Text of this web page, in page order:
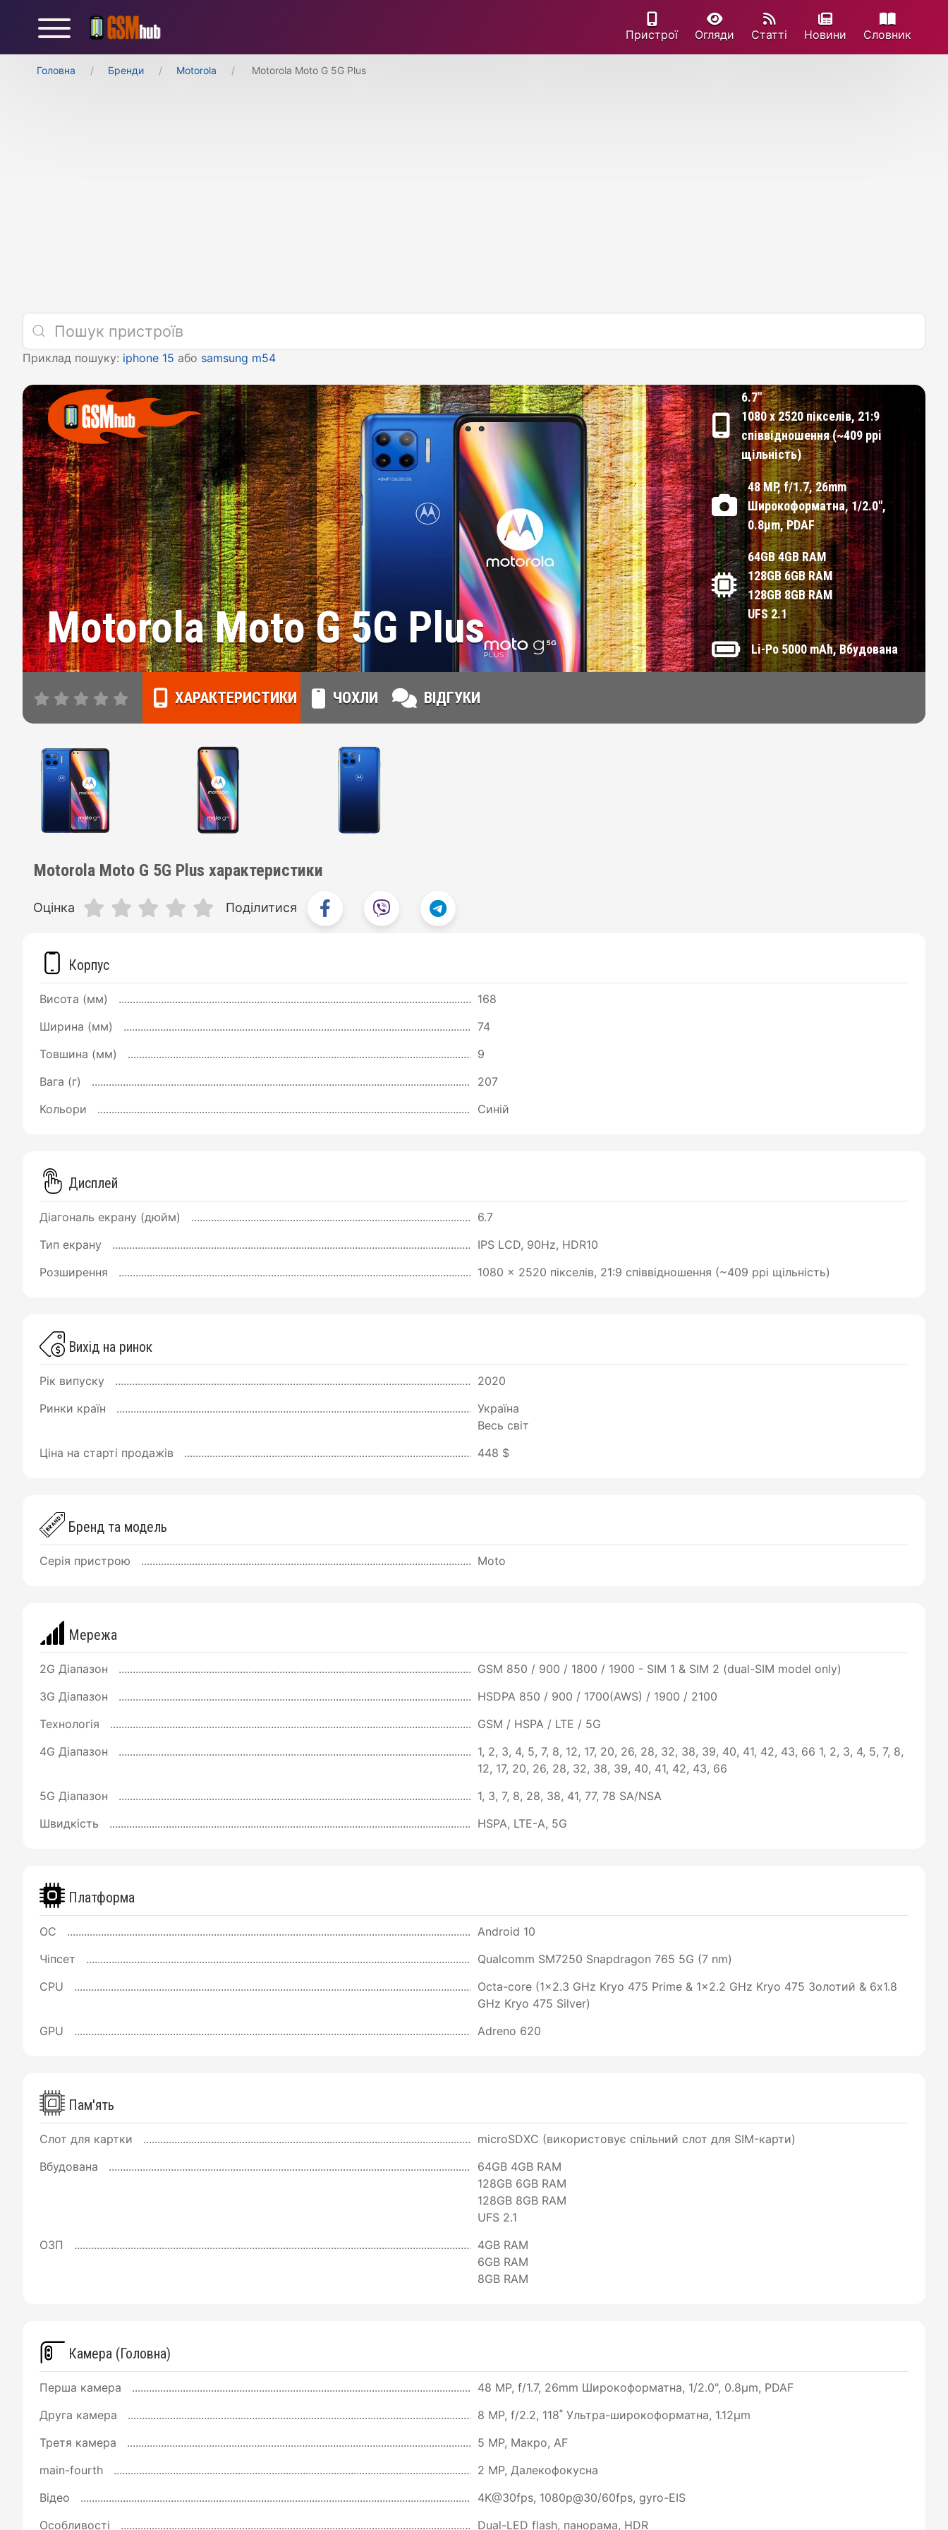
Пристрої Огляди Статті Новини Cловник
Головна Бренди Motorola Motorola Moto G 5G Plus
Приклад пошуку: iphone 15 або samsung m54
Motorola Moto G 5G Plus
ХАРАКТЕРИСТИКИ ЧОХЛИ ВІДГУКИ
6.7"
1080 x 2520 пікселів, 21:9
співвідношення (~409 ppi
щільність)
48 MP, f/1.7, 26mm
Широкоформатна, 1/2.0",
0.8µm, PDAF
64GB 4GB RAM
128GB 6GB RAM
128GB 8GB RAM
UFS 2.1
Li-Po 5000 mAh, Вбудована
Motorola Moto G 5G Plus характеристики
Оцінка Поділитися
Корпус
Висота (мм)
168
Ширина (мм)
74
Товшина (мм)
9
Вага (г)
207
Кольори
Синій
Дисплей
Діагональ екрану (дюйм)
6.7
Тип екрану
IPS LCD, 90Hz, HDR10
Розширення
1080 x 2520 пікселів, 21:9 співвідношення (~409 ppi щільність)
Вихід на ринок
Рік випуску
2020
Ринки країн
Україна
Весь світ
Ціна на старті продажів
448 $
Бренд та модель
Серія пристрою Moto
Мережа
2G Діапазон
GSM 850 / 900 / 1800 / 1900 - SIM 1 & SIM 2 (dual-SIM model only)
3G Діапазон
HSDPA 850 / 900 / 1700(AWS) / 1900 / 2100
Технологія
GSM / HSPA / LTE / 5G
4G Діапазон
1, 2, 3, 4, 5, 7, 8, 12, 17, 20, 26, 28, 32, 38, 39, 40, 41, 42, 43, 66 1, 2, 3, 4, 5, 7, 8,
12, 17, 20, 26, 28, 32, 38, 39, 40, 41, 42, 43, 66
5G Діапазон
1, 3, 7, 8, 28, 38, 41, 77, 78 SA/NSA
Швидкість
HSPA, LTE-A, 5G
Платформа
ОС
Android 10
Чіпсет
Qualcomm SM7250 Snapdragon 765 5G (7 nm)
CPU
Octa-core (1x2.3 GHz Kryo 475 Prime & 1x2.2 GHz Kryo 475 Золотий & 6x1.8
GHz Kryo 475 Silver)
GPU
Adreno 620
Пам'ять
Слот для картки
microSDXC (використовує спільний слот для SIM-карти)
Вбудована
64GB 4GB RAM
128GB 6GB RAM
128GB 8GB RAM
UFS 2.1
ОЗП
4GB RAM
6GB RAM
8GB RAM
Камера (Головна)
Перша камера
48 MP, f/1.7, 26mm Широкоформатна, 1/2.0", 0.8µm, PDAF
Друга камера
8 MP, f/2.2, 118˚ Ультра-широкоформатна, 1.12µm
Третя камера
5 MP, Макро, AF
main-fourth
2 MP, Далекофокусна
Відео
4K@30fps, 1080p@30/60fps, gyro-EIS
Особливості
Dual-LED flash, панорама, HDR